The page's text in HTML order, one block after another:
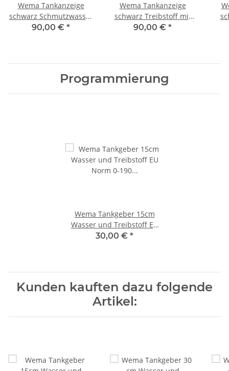
Wema Tankanzeige
schwarz Schmutzwasser
mit NMEA2000
90,00 € *
Wema Tankanzeige
schwarz Treibstoff mit
NMEA2000 Anschluss
90,00 € *
Programmierung
Wema Tankgeber 15cm
Wasser und Treibstoff EU
Norm 0-190 Ohm SAE5 S5-
30,00 € *
Kunden kauften dazu folgende
Artikel: